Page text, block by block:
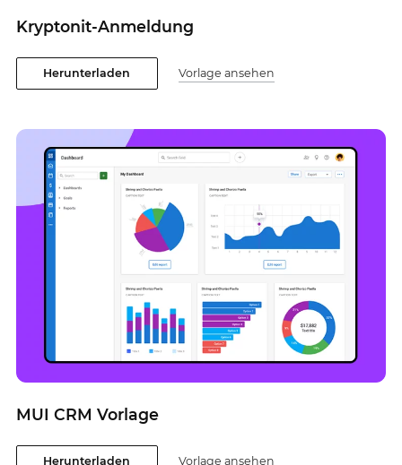
Kryptonit-Anmeldung
Herunterladen Vorlage ansehen
MUI CRM Vorlage
Herunterladen Vorlage ansehen